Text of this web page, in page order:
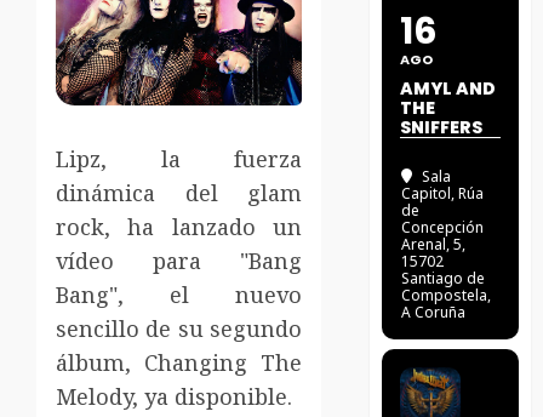
Lipz, la fuerza
dinámica del glam
rock, ha lanzado un
vídeo para "Bang
Bang", el nuevo
sencillo de su segundo
álbum, Changing The
Melody, ya disponible.
16
AGO
AMYL AND
THE
SNIFFERS
Sala
Capitol, Rúa
de
Concepción
Arenal, 5,
15702
Santiago de
Compostela,
A Coruña